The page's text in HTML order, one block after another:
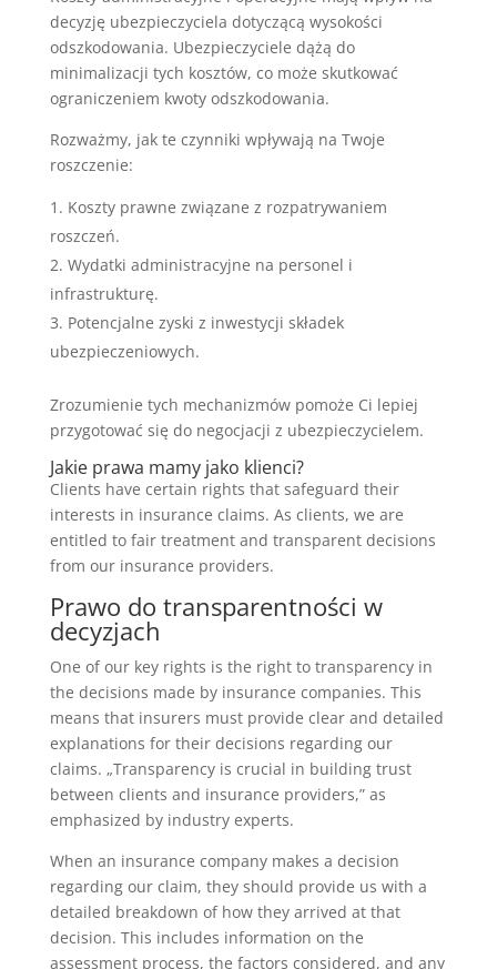
decyzję ubezpieczyciela dotyczącą wysokości
odszkodowania. Ubezpieczyciele dążą do
minimalizacji tych kosztów, co może skutkować
ograniczeniem kwoty odszkodowania.
Rozważmy, jak te czynniki wpływają na Twoje
roszczenie:
Koszty prawne związane z rozpatrywaniem
roszczeń.
Wydatki administracyjne na personel i
infrastrukturę.
Potencjalne zyski z inwestycji składek
ubezpieczeniowych.
Zrozumienie tych mechanizmów pomoże Ci lepiej
przygotować się do negocjacji z ubezpieczycielem.
Jakie prawa mamy jako klienci?
Clients have certain rights that safeguard their
interests in insurance claims. As clients, we are
entitled to fair treatment and transparent decisions
from our insurance providers.
Prawo do transparentności w
decyzjach
One of our key rights is the right to transparency in
the decisions made by insurance companies. This
means that insurers must provide clear and detailed
explanations for their decisions regarding our
claims. „Transparency is crucial in building trust
between clients and insurance providers,” as
emphasized by industry experts.
When an insurance company makes a decision
regarding our claim, they should provide us with a
detailed breakdown of how they arrived at that
decision. This includes information on the
assessment process, the factors considered, and any